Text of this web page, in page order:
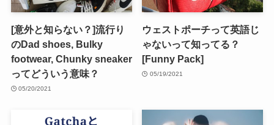
[意外と知らない？]流行り
のDad shoes, Bulky
footwear, Chunky sneaker
ってどういう意味？
05/20/2021
ウェストポーチって英語じ
ゃないって知ってる？
[Funny Pack]
05/19/2021